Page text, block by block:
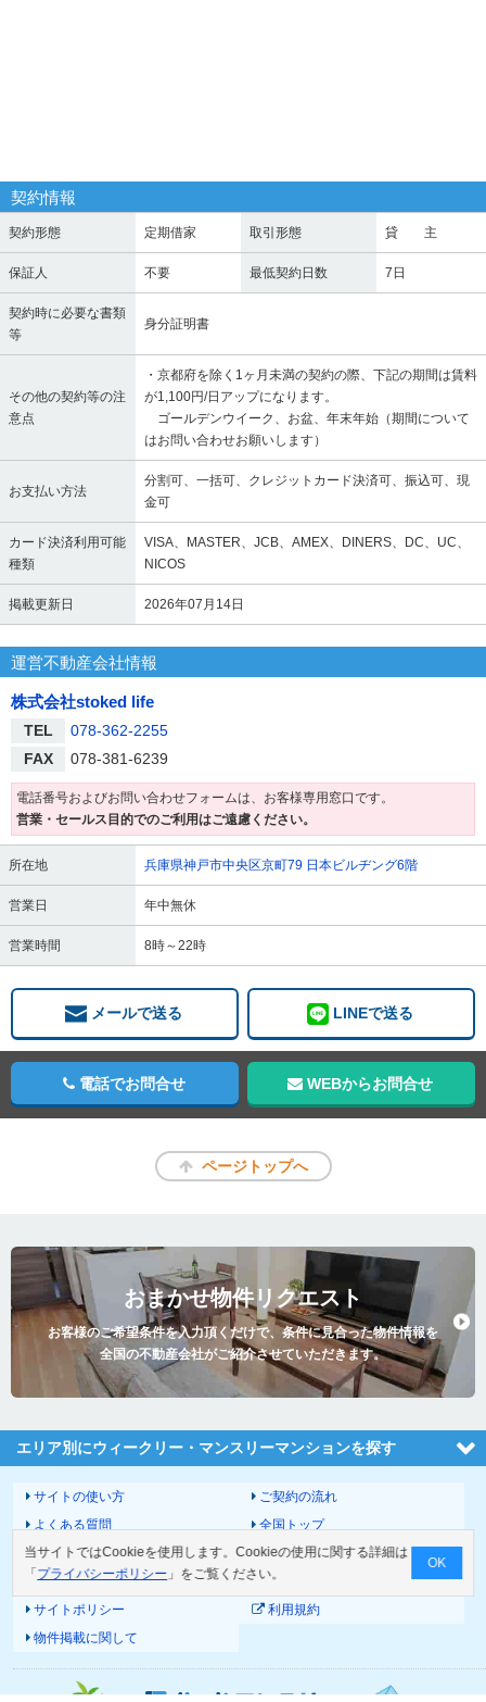
契約情報
契約形態 定期借家 取引形態 貸 主
保証人 不要 最低契約日数 7日
契約時に必要な書類
等
身分証明書
その他の契約等の注
意点
・京都府を除く1ヶ月未満の契約の際、下記の期間は賃料
が1,100円/日アップになります。
ゴールデンウイーク、お盆、年末年始（期間について
はお問い合わせお願いします）
お支払い方法
分割可、一括可、クレジットカード決済可、振込可、現
金可
カード決済利用可能
種類
VISA、MASTER、JCB、AMEX、DINERS、DC、UC、
NICOS
掲載更新日 2026年07月14日
運営不動産会社情報
株式会社stoked life
TEL
078-362-2255
FAX
078-381-6239
電話番号およびお問い合わせフォームは、お客様専用窓口です。
営業・セールス目的でのご利用はご遠慮ください。
所在地 兵庫県神戸市中央区京町79 日本ビルヂング6階
営業日 年中無休
営業時間 8時～22時
メールで送る LINEで送る
電話でお問合せ WEBからお問合せ
ページトップへ
おまかせ物件リクエスト
お客様のご希望条件を入力頂くだけで、条件に見合った物件情報を
全国の不動産会社がご紹介させていただきます。
エリア別にウィークリー・マンスリーマンションを探す
サイトの使い方
ご契約の流れ
よくある質問
全国トップ
サイトマップ
運営会社
お問い合わせ
個人情報の取扱いについて
サイトポリシー
利用規約
物件掲載に関して
当サイトではCookieを使用します。Cookieの使用に関する詳細は
「 プライバシーポリシー 」をご覧ください。
OK